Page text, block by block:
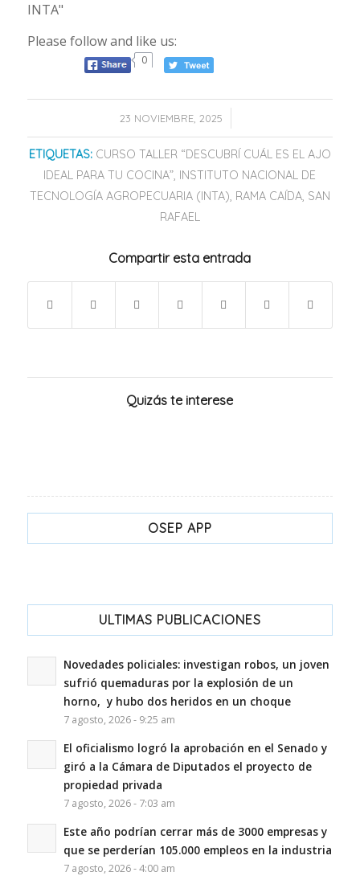
Please follow and like us:
0
23 NOVIEMBRE, 2025
/
ETIQUETAS: CURSO TALLER “DESCUBRÍ CUÁL ES EL AJO
IDEAL PARA TU COCINA”, INSTITUTO NACIONAL DE
TECNOLOGÍA AGROPECUARIA (INTA), RAMA CAÍDA, SAN
RAFAEL
Compartir esta entrada
Quizás te interese
OSEP APP
ULTIMAS PUBLICACIONES
Novedades policiales: investigan robos, un joven
sufrió quemaduras por la explosión de un
horno, y hubo dos heridos en un choque
7 agosto, 2026 - 9:25 am
El oficialismo logró la aprobación en el Senado y
giró a la Cámara de Diputados el proyecto de
propiedad privada
7 agosto, 2026 - 7:03 am
Este año podrían cerrar más de 3000 empresas y
que se perderían 105.000 empleos en la industria
7 agosto, 2026 - 4:00 am